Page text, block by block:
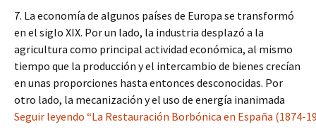
7. La economía de algunos países de Europa se transformó
en el siglo XIX. Por un lado, la industria desplazó a la
agricultura como principal actividad económica, al mismo
tiempo que la producción y el intercambio de bienes crecían
en unas proporciones hasta entonces desconocidas. Por
otro lado, la mecanización y el uso de energía inanimada
Seguir leyendo “La Restauración Borbónica en España (1874-